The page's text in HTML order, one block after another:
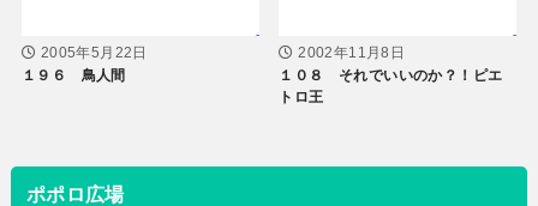
2005年5月22日
１９６ 鳥人間
2002年11月8日
１０８ それでいいのか？！ピエ
トロ王
ポポロ広場